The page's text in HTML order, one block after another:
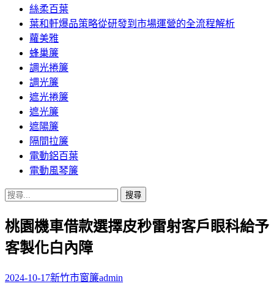
絲柔百葉
葉和軒爆品策略從研發到市場運營的全流程解析
蘿美雅
蜂巢簾
調光捲簾
調光簾
遮光捲簾
遮光簾
遮陽簾
隔間拉簾
電動鋁百葉
電動風琴簾
搜
關
鍵
字:
桃園機車借款選擇皮秒雷射客戶眼科給予
客製化白內障
2024-10-17新竹市窗簾admin